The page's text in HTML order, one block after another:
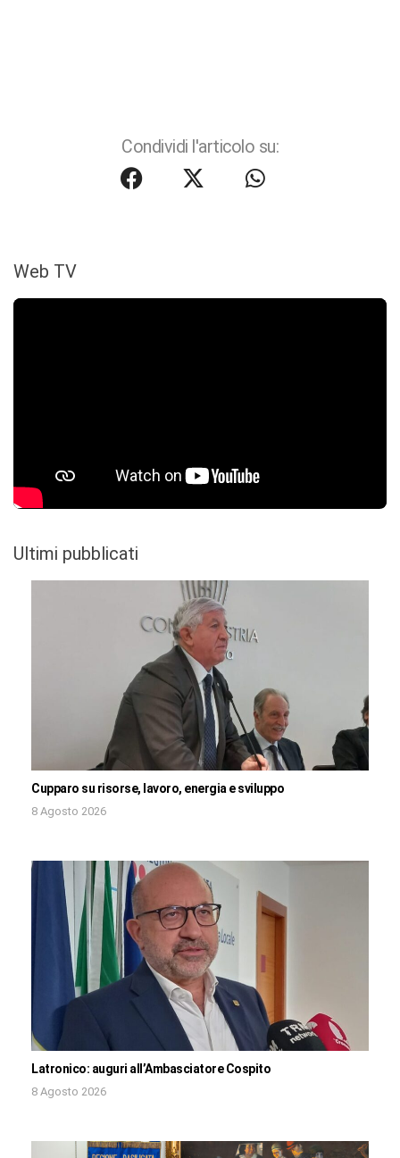
Condividi l'articolo su:
Web TV
Ultimi pubblicati
Cupparo su risorse, lavoro, energia e sviluppo
8 Agosto 2026
Latronico: auguri all’Ambasciatore Cospito
8 Agosto 2026